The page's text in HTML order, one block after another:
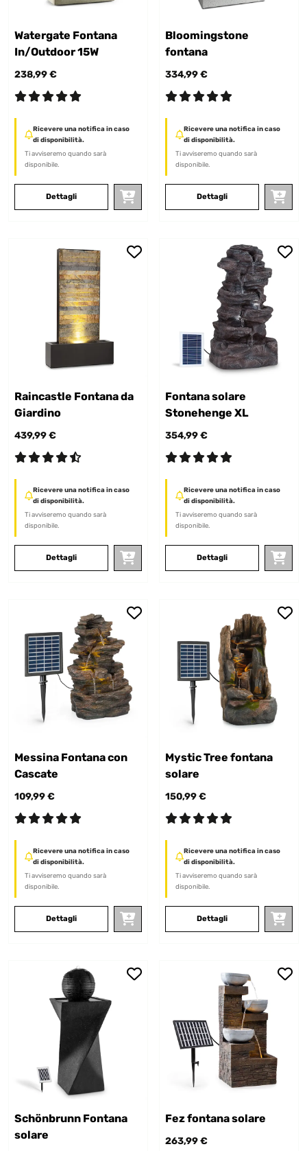
Watergate Fontana
In/Outdoor 15W
238,99 €
Ricevere una notifica in caso
di disponibilità.
Ti avviseremo quando sarà
disponibile.
Dettagli
Bloomingstone
fontana
334,99 €
Ricevere una notifica in caso
di disponibilità.
Ti avviseremo quando sarà
disponibile.
Dettagli
Raincastle Fontana da
Giardino
439,99 €
Ricevere una notifica in caso
di disponibilità.
Ti avviseremo quando sarà
disponibile.
Dettagli
Fontana solare
Stonehenge XL
354,99 €
Ricevere una notifica in caso
di disponibilità.
Ti avviseremo quando sarà
disponibile.
Dettagli
Messina Fontana con
Cascate
109,99 €
Ricevere una notifica in caso
di disponibilità.
Ti avviseremo quando sarà
disponibile.
Dettagli
Mystic Tree fontana
solare
150,99 €
Ricevere una notifica in caso
di disponibilità.
Ti avviseremo quando sarà
disponibile.
Dettagli
Schönbrunn Fontana
solare
Fez fontana solare
263,99 €